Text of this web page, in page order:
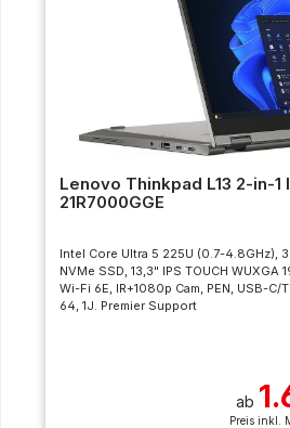
Lenovo Thinkpad L13 2-in-1
21R7000GGE
Intel Core Ultra 5 225U (0.7-4.8GHz),
NVMe SSD, 13,3" IPS TOUCH WUXGA
Wi-Fi 6E, IR+1080p Cam, PEN, USB-C/
64, 1J. Premier Support
ab
Preis inkl.